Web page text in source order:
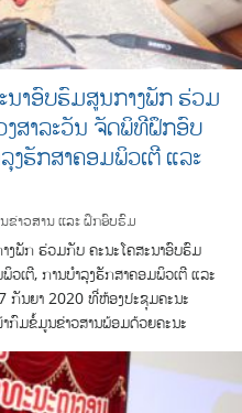
ນາອົບຮົມສູນກາງພັກ ຮ່ວມ
ສາລະວັນ ຈັດພິທີຝຶກອົບ
ງຮັກສາຄອມພິວເຕີ ແລະ
ຂ່າວສານ ແລະ ຝຶກອົບຮົມ
ງພັກ ຮ່ວມກັບ ຄະນະໂຄສະນາອົບຮົມ
ເຕີ, ການບຳລຸງຮັກສາຄອມພິວເຕີ ແລະ
ກັນຍາ 2020 ທີ່ຫ້ອງປະຊຸມຄະນະ
ກົມຂໍ້ມູນຂ່າວສານພ້ອມດ້ວຍຄະນະ